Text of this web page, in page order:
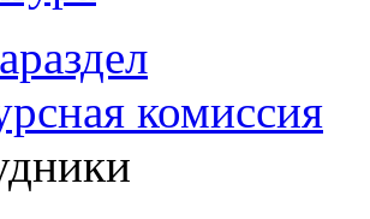
комиссия